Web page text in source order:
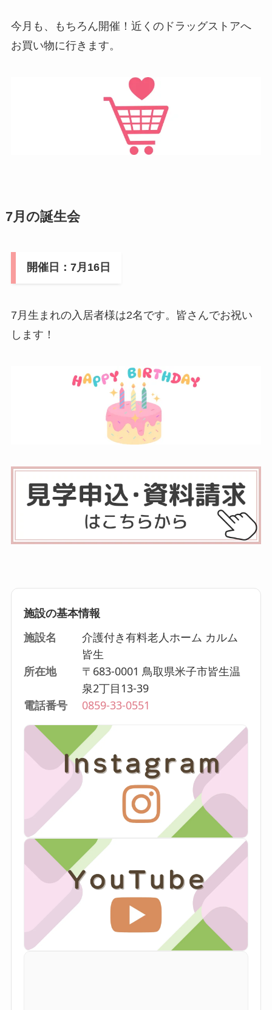
今月も、もちろん開催！近くのドラッグストアへ
お買い物に行きます。
7月の誕生会
開催日：7月16日
7月生まれの入居者様は2名です。皆さんでお祝い
します！
施設の基本情報
施設名
介護付き有料老人ホーム カルム
皆生
所在地
〒683-0001 鳥取県米子市皆生温
泉2丁目13-39
電話番号
0859-33-0551